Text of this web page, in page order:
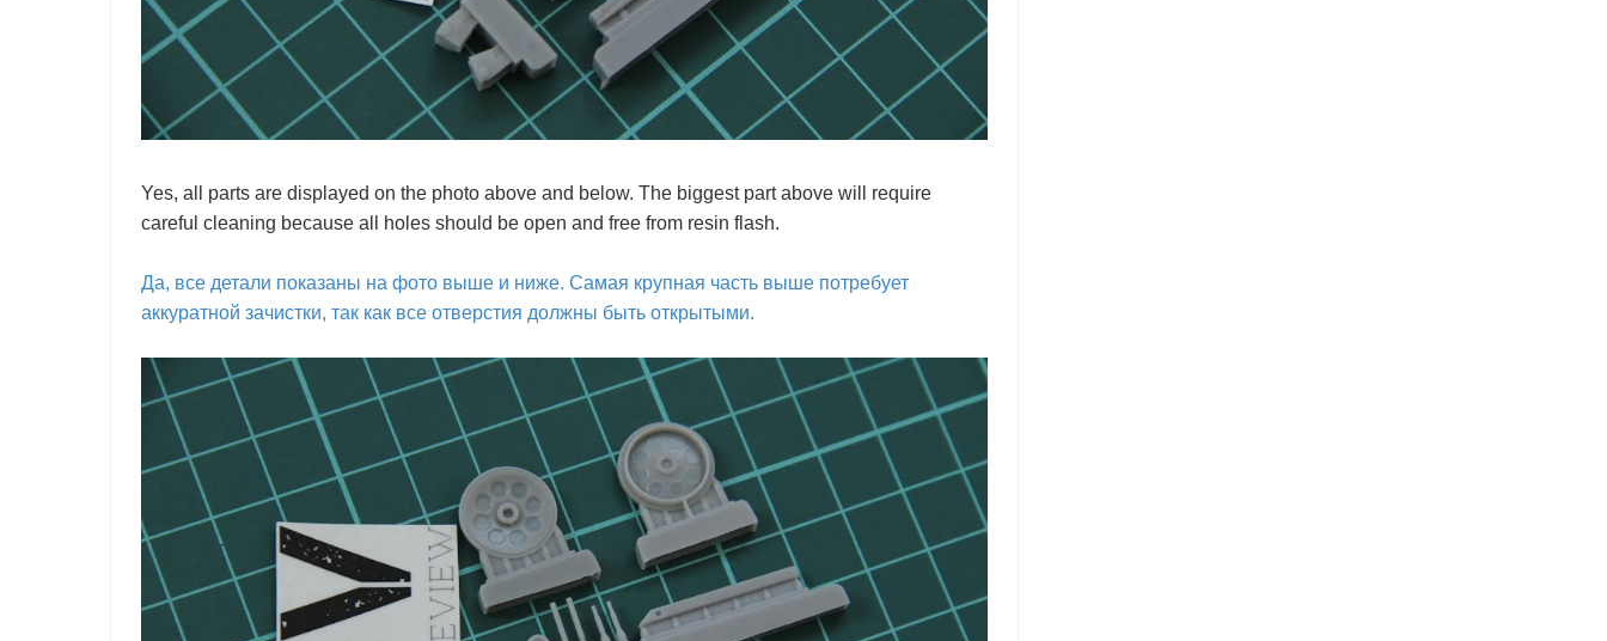
Yes, all parts are displayed on the photo above and below. The biggest part above will require
careful cleaning because all holes should be open and free from resin flash.
Да, все детали показаны на фото выше и ниже. Самая крупная часть выше потребует
аккуратной зачистки, так как все отверстия должны быть открытыми.